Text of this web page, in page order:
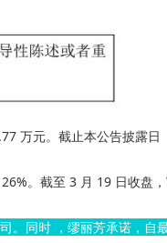
元。截止本公告披露
。截至 3 月 19 日收盘
。同时 ，缪丽芳承诺